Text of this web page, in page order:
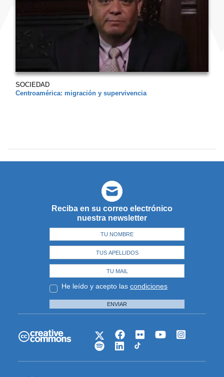
SOCIEDAD
Centroamérica: migración y supervivencia
Reciba en su correo electrónico
nuestra newsletter
He leído y acepto las condiciones
ENVIAR